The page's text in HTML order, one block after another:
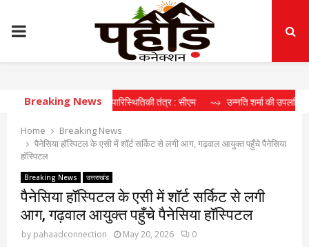
PRIMARY
MENU
Breaking News
दीर्घकालिक खेल पारिस्थितिकी तंत्र : सीएम ⇝ उन्नति शर्मा की उपलब्धि खिलाड़ियों के
Home
Breaking News
पैनेसिया हॉस्पिटल के एसी में शॉर्ट सर्किट से लगी आग, गढ़वाल आयुक्त पहुँचे पैनेसिया
हॉस्पिटल
Breaking News उत्तराखंड
पैनेसिया हॉस्पिटल के एसी में शॉर्ट सर्किट से लगी
आग, गढ़वाल आयुक्त पहुँचे पैनेसिया हॉस्पिटल
by pahaadconnection May 20, 2026 0